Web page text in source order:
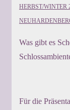
HERBST/WINTER
Was gibt es
Für die